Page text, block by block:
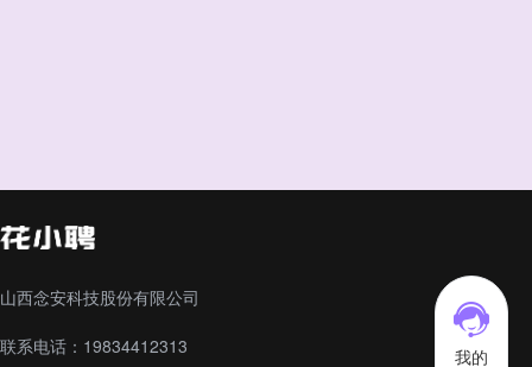
我的
山西念安科技股份有限公司
联系电话：19834412313